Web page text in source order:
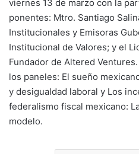
viernes 13 de marzo con la
ponentes: Mtro. Santiago
Institucionales y Emisoras
Institucional de Valores; y el
Fundador de Altered
los paneles: El sueño
y desigualdad laboral y Los
federalismo fiscal mexicano:
modelo.